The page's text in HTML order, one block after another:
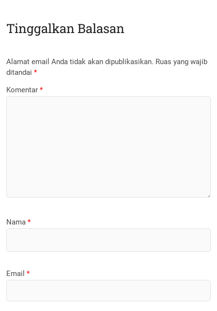
Tinggalkan Balasan
Alamat email Anda tidak akan dipublikasikan. Ruas yang wajib
ditandai*
Komentar*
Nama*
Email*